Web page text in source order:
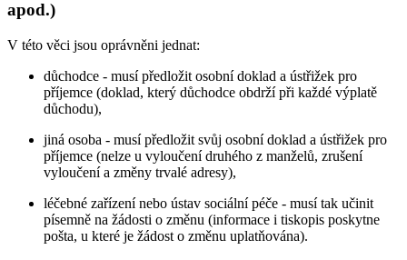
apod.)
V této věci jsou oprávněni jednat:
důchodce - musí předložit osobní doklad a ústřižek pro
příjemce (doklad, který důchodce obdrží při každé výplatě
důchodu),
jiná osoba - musí předložit svůj osobní doklad a ústřižek pro
příjemce (nelze u vyloučení druhého z manželů, zrušení
vyloučení a změny trvalé adresy),
léčebné zařízení nebo ústav sociální péče - musí tak učinit
písemně na žádosti o změnu (informace i tiskopis poskytne
pošta, u které je žádost o změnu uplatňována).